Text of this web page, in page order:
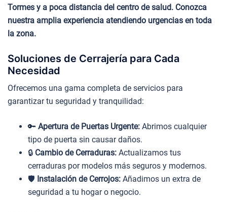
Tormes y a poca distancia del centro de salud. Conozca
nuestra amplia experiencia atendiendo urgencias en toda
la zona.
Soluciones de Cerrajería para Cada
Necesidad
Ofrecemos una gama completa de servicios para
garantizar tu seguridad y tranquilidad:
🔑 Apertura de Puertas Urgente: Abrimos cualquier
tipo de puerta sin causar daños.
🔒 Cambio de Cerraduras: Actualizamos tus
cerraduras por modelos más seguros y modernos.
🛡️ Instalación de Cerrojos: Añadimos un extra de
seguridad a tu hogar o negocio.